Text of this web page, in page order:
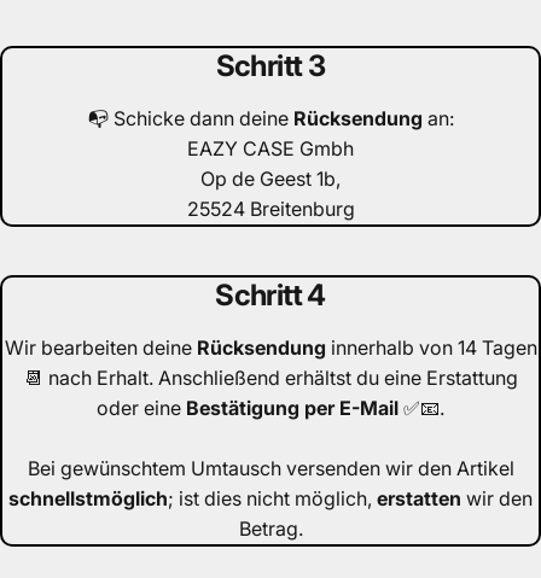
Schritt 3
📭 Schicke dann deine Rücksendung an:
EAZY CASE Gmbh
Op de Geest 1b,
25524 Breitenburg
Schritt 4
Wir bearbeiten deine Rücksendung innerhalb von 14 Tagen
📆 nach Erhalt. Anschließend erhältst du eine Erstattung
oder eine Bestätigung per E-Mail ✅📧.
Bei gewünschtem Umtausch versenden wir den Artikel
schnellstmöglich; ist dies nicht möglich, erstatten wir den
Betrag.